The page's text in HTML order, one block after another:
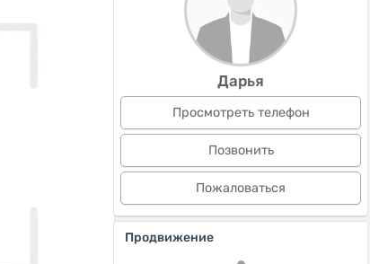
Дарья
Просмотреть телефон
Позвонить
Пожаловаться
Продвижение